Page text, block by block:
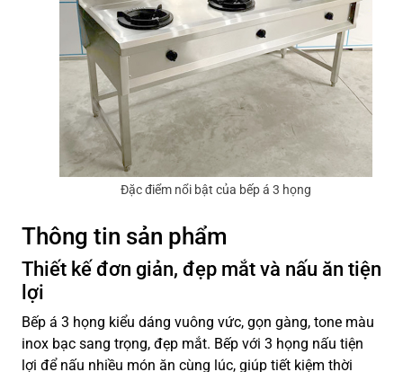
Đặc điểm nổi bật của bếp á 3 họng
Thông tin sản phẩm
Thiết kế đơn giản, đẹp mắt và nấu ăn tiện
lợi
Bếp á 3 họng kiểu dáng vuông vức, gọn gàng, tone màu
inox bạc sang trọng, đẹp mắt. Bếp với 3 họng nấu tiện
lợi để nấu nhiều món ăn cùng lúc, giúp tiết kiệm thời